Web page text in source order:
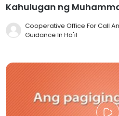
Kahulugan ng
Cooperative Office For Call
Guidance In Ha'il